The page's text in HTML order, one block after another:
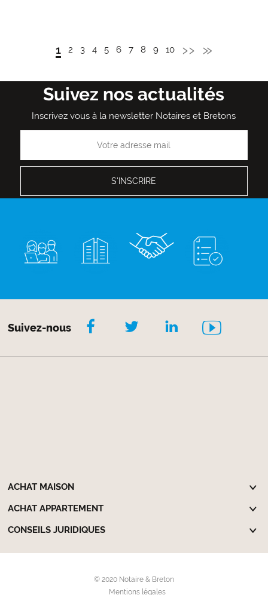
Page
1
Page
2
Page
3
Page
4
Page
5
Page
6
Page
7
Page
8
Page
9
Page
10
Page
›› »
Suivez nos actualités
Inscrivez vous à la newsletter Notaires et Bretons
Suivez-nous
ACHAT MAISON
ACHAT APPARTEMENT
CONSEILS JURIDIQUES
© 2020 Notaire & Breton
Mentions légales